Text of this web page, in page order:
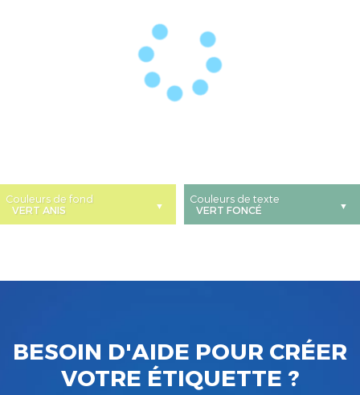
Couleurs de fond Couleurs de texte
BESOIN D'AIDE POUR CRÉER
VOTRE ÉTIQUETTE ?